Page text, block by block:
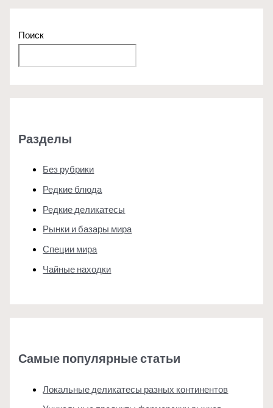
Поиск
Разделы
Без рубрики
Редкие блюда
Редкие деликатесы
Рынки и базары мира
Специи мира
Чайные находки
Самые популярные статьи
Локальные деликатесы разных континентов